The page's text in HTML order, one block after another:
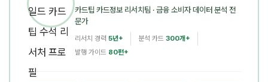
카드팁 카드정보 리서치팀 · 금융 소비자 데이터 분석 전
문가
리서치 경력 5년+ 분석 카드 300개+
발행 가이드 80편+